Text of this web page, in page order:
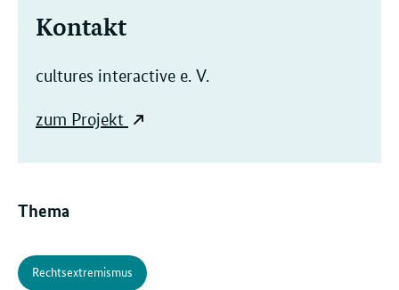
Kontakt
cultures interactive e. V.
zum Projekt
Thema
Rechtsextremismus